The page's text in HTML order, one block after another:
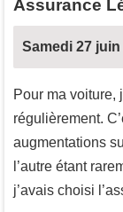
Assurance
Samedi 27 juin
Pour ma voiture,
régulièrement.
augmentations
l’autre étant
j’avais choisi